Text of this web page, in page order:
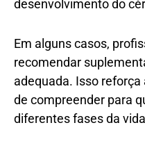
desenvolvimento do
Em alguns casos,
recomendar
adequada. Isso
de compreender para
diferentes fases da